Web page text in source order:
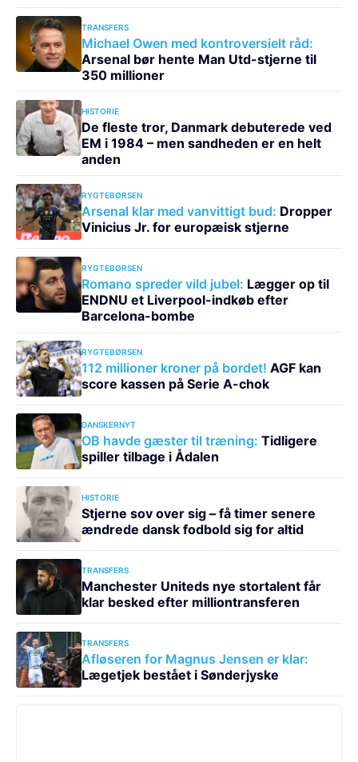
TRANSFERS
Michael Owen med kontroversielt råd:
Arsenal bør hente Man Utd-stjerne til
350 millioner
HISTORIE
De fleste tror, Danmark debuterede ved
EM i 1984 – men sandheden er en helt
anden
RYGTEBØRSEN
Arsenal klar med vanvittigt bud: Dropper
Vinicius Jr. for europæisk stjerne
RYGTEBØRSEN
Romano spreder vild jubel: Lægger op til
ENDNU et Liverpool-indkøb efter
Barcelona-bombe
RYGTEBØRSEN
112 millioner kroner på bordet! AGF kan
score kassen på Serie A-chok
DANSKERNYT
OB havde gæster til træning: Tidligere
spiller tilbage i Ådalen
HISTORIE
Stjerne sov over sig – få timer senere
ændrede dansk fodbold sig for altid
TRANSFERS
Manchester Uniteds nye stortalent får
klar besked efter milliontransferen
TRANSFERS
Afløseren for Magnus Jensen er klar:
Lægetjek bestået i Sønderjyske